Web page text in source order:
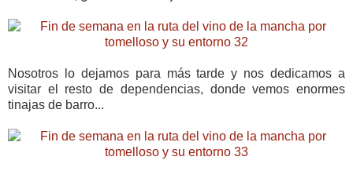
Nosotros lo dejamos para más tarde y nos dedicamos a
visitar el resto de dependencias, donde vemos enormes
tinajas de barro...